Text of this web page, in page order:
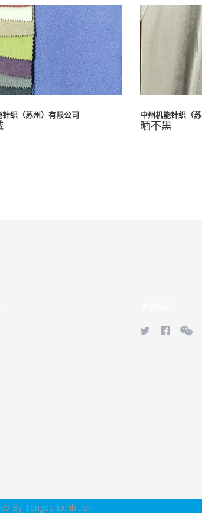
针织（苏州）有限公司 中州机能针织（
晒不黑
By Tengda Exhibition